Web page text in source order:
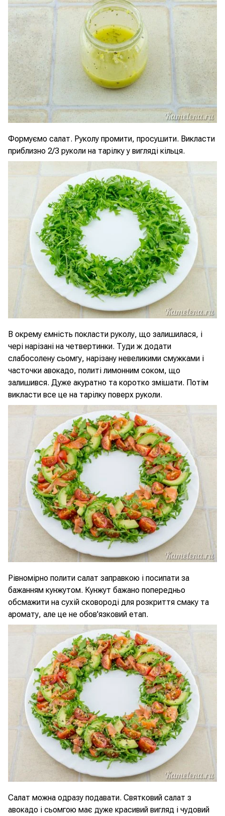
Формуємо салат. Руколу промити, просушити. Викласти
приблизно 2/3 руколи на тарілку у вигляді кільця.
В окрему ємність покласти руколу, що залишилася, і
чері нарізані на четвертинки. Туди ж додати
слабосолену сьомгу, нарізану невеликими смужками і
часточки авокадо, политі лимонним соком, що
залишився. Дуже акуратно та коротко змішати. Потім
викласти все це на тарілку поверх руколи.
Рівномірно полити салат заправкою і посипати за
бажанням кунжутом. Кунжут бажано попередньо
обсмажити на сухій сковороді для розкриття смаку та
аромату, але це не обов'язковий етап.
Салат можна одразу подавати. Святковий салат з
авокадо і сьомгою має дуже красивий вигляд і чудовий